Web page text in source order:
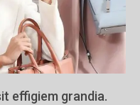
effigiem grandia.